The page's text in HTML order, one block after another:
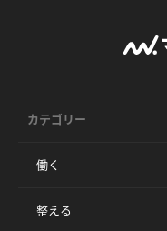
カテゴリー
働く
整える